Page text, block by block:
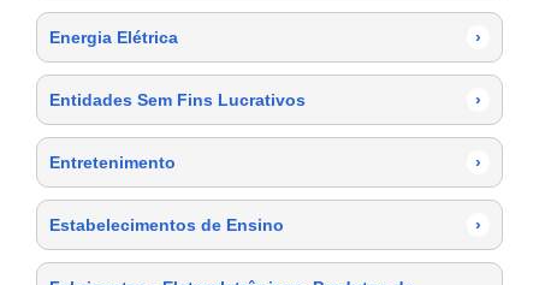
Energia Elétrica ›
Entidades Sem Fins Lucrativos ›
Entretenimento ›
Estabelecimentos de Ensino ›